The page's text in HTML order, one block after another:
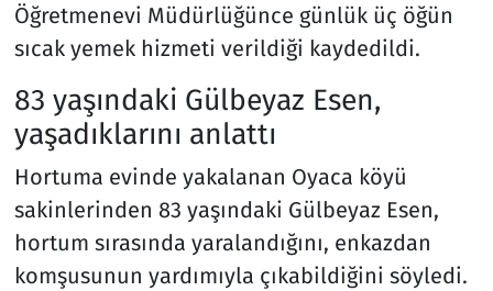
Öğretmenevi Müdürlüğünce günlük üç öğün
sıcak yemek hizmeti verildiği kaydedildi.
83 yaşındaki Gülbeyaz Esen,
yaşadıklarını anlattı
Hortuma evinde yakalanan Oyaca köyü
sakinlerinden 83 yaşındaki Gülbeyaz Esen,
hortum sırasında yaralandığını, enkazdan
komşusunun yardımıyla çıkabildiğini söyledi.